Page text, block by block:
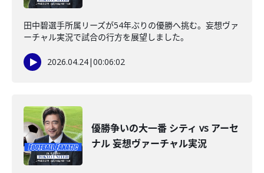
田中碧選手所属リーズが54年ぶりの優勝へ挑む。妄想ヴァ
ーチャル実況で試合の行方を展望しました。
2026.04.24|00:06:02
優勝争いの大一番 シティ vs アーセ
ナル 妄想ヴァーチャル実況